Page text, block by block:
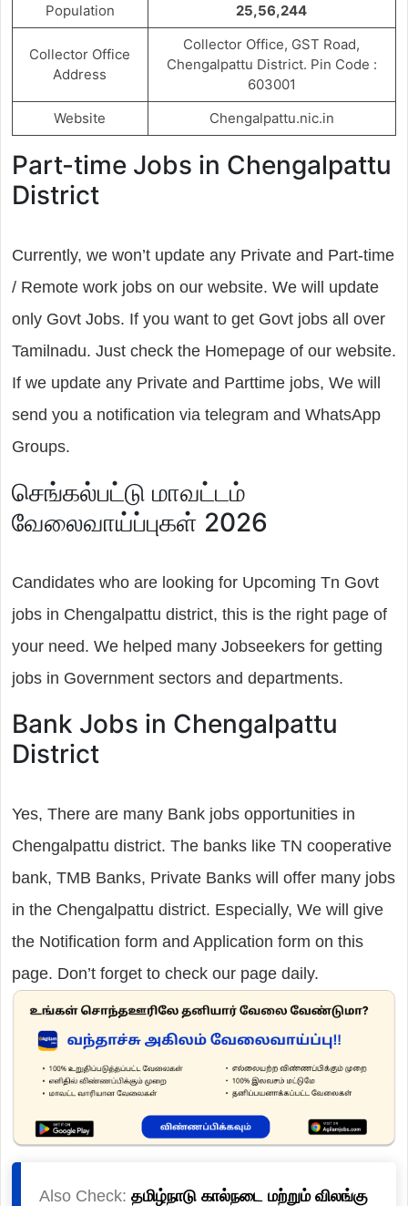
Population 25,56,244
Collector Office
Address
Collector Office, GST Road,
Chengalpattu District. Pin Code :
603001
Website
Chengalpattu.nic.in
Part-time Jobs in Chengalpattu
District
Currently, we won’t update any Private and Part-time
/ Remote work jobs on our website. We will update
only Govt Jobs. If you want to get Govt jobs all over
Tamilnadu. Just check the Homepage of our website.
If we update any Private and Parttime jobs, We will
send you a notification via telegram and WhatsApp
Groups.
செங்கல்பட்டு மாவட்டம்
வேலைவாய்ப்புகள் 2026
Candidates who are looking for Upcoming Tn Govt
jobs in Chengalpattu district, this is the right page of
your need. We helped many Jobseekers for getting
jobs in Government sectors and departments.
Bank Jobs in Chengalpattu
District
Yes, There are many Bank jobs opportunities in
Chengalpattu district. The banks like TN cooperative
bank, TMB Banks, Private Banks will offer many jobs
in the Chengalpattu district. Especially, We will give
the Notification form and Application form on this
page. Don’t forget to check our page daily.
Also Check: தமிழ்நாடு கால்நடை மற்றும் விலங்கு